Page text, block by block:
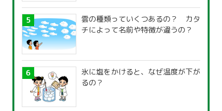
雲の種類っていくつあるの？ カタ
チによって名前や特徴が違うの？
氷に塩をかけると、なぜ温度が下が
るの？